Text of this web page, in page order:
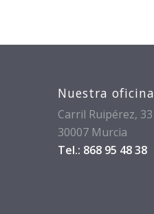
Nuestra oficina
Carril Ruipérez, 33
30007 Murcia
Tel.: 868 95 48 38